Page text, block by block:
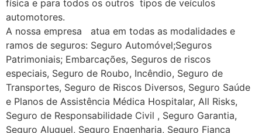
física e para todos os outros tipos de veículos
automotores.
A nossa empresa atua em todas as modalidades e
ramos de seguros: Seguro Automóvel;Seguros
Patrimoniais; Embarcações, Seguros de riscos
especiais, Seguro de Roubo, Incêndio, Seguro de
Transportes, Seguro de Riscos Diversos, Seguro Saúde
e Planos de Assistência Médica Hospitalar, All Risks,
Seguro de Responsabilidade Civil , Seguro Garantia,
Seguro Aluguel, Seguro Engenharia, Seguro Fiança